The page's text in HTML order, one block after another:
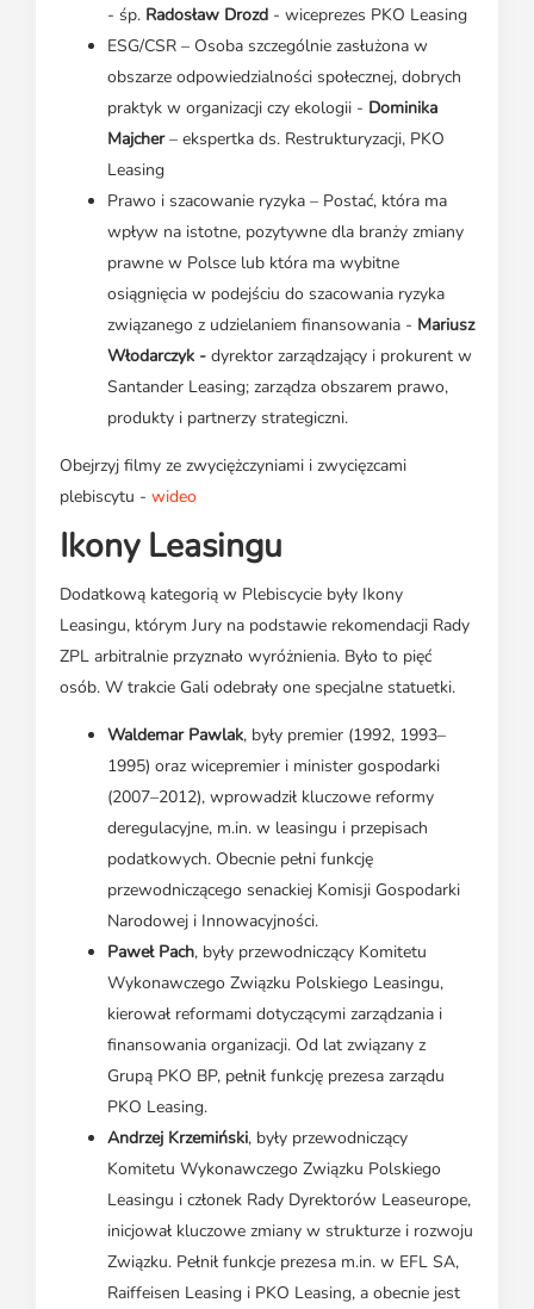
- śp. Radosław Drozd - wiceprezes PKO Leasing
ESG/CSR – Osoba szczególnie zasłużona w
obszarze odpowiedzialności społecznej, dobrych
praktyk w organizacji czy ekologii - Dominika
Majcher– ekspertka ds. Restrukturyzacji, PKO
Leasing
Prawo i szacowanie ryzyka – Postać, która ma
wpływ na istotne, pozytywne dla branży zmiany
prawne w Polsce lub która ma wybitne
osiągnięcia w podejściu do szacowania ryzyka
związanego z udzielaniem finansowania - Mariusz
Włodarczyk - dyrektor zarządzający i prokurent w
Santander Leasing; zarządza obszarem prawo,
produkty i partnerzy strategiczni.
Obejrzyj filmy ze zwyciężczyniami i zwycięzcami
plebiscytu - wideo
Ikony Leasingu
Dodatkową kategorią w Plebiscycie były Ikony
Leasingu, którym Jury na podstawie rekomendacji Rady
ZPL arbitralnie przyznało wyróżnienia. Było to pięć
osób. W trakcie Gali odebrały one specjalne statuetki.
Waldemar Pawlak, były premier (1992, 1993–
1995) oraz wicepremier i minister gospodarki
(2007–2012), wprowadził kluczowe reformy
deregulacyjne, m.in. w leasingu i przepisach
podatkowych. Obecnie pełni funkcję
przewodniczącego senackiej Komisji Gospodarki
Narodowej i Innowacyjności.
Paweł Pach, były przewodniczący Komitetu
Wykonawczego Związku Polskiego Leasingu,
kierował reformami dotyczącymi zarządzania i
finansowania organizacji. Od lat związany z
Grupą PKO BP, pełnił funkcję prezesa zarządu
PKO Leasing.
Andrzej Krzemiński, były przewodniczący
Komitetu Wykonawczego Związku Polskiego
Leasingu i członek Rady Dyrektorów Leaseurope,
inicjował kluczowe zmiany w strukturze i rozwoju
Związku. Pełnił funkcje prezesa m.in. w EFL SA,
Raiffeisen Leasing i PKO Leasing, a obecnie jest